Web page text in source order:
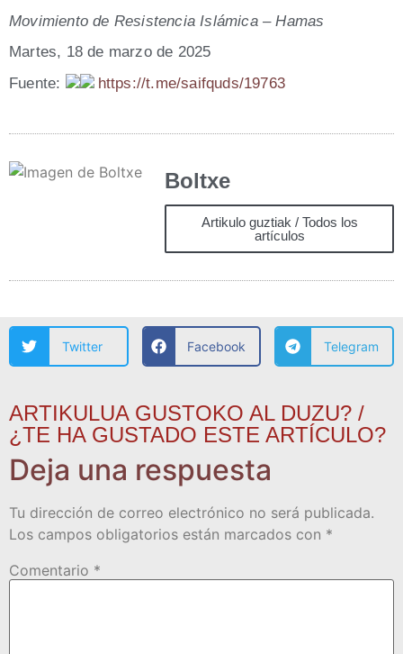
Movi­mien­to de Resis­ten­cia Islá­mi­ca – Hamas
Mar­tes, 18 de mar­zo de 2025
Fuen­te:
https://t.me/saifquds/19763
Boltxe
Artikulo guztiak / Todos los
artículos
Twitter Facebook Telegram
ARTIKULUA GUSTOKO AL DUZU? /
¿TE HA GUSTADO ESTE ARTÍCULO?
Deja una respuesta
Tu dirección de correo electrónico no será publicada.
Los campos obligatorios están marcados con *
Comentario *